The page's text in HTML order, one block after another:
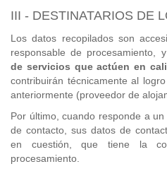
III - DESTINATARIOS DE
Los datos recopilados son
responsable de procesamiento,
de servicios que actúen en
contribuirán técnicamente al
anteriormente (proveedor de
Por último, cuando responde a
de contacto, sus datos de
en cuestión, que tiene la
procesamiento.